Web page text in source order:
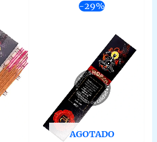
-29%
AGOTADO